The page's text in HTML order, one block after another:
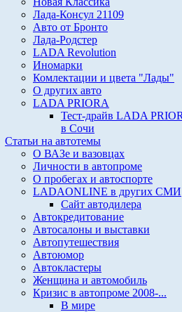
Лада-Консул 21109
Авто от Бронто
Лада-Родстер
LADA Revolution
Иномарки
Комлектации и цвета "Лады"
О других авто
LADA PRIORA
Тест-драйв LADA
в Сочи
Статьи на автотемы
О ВАЗе и вазовцах
Личности в автопроме
О пробегах и автоспорте
LADAONLINE в других СМИ
Сайт автодилера
Автокредитование
Автосалоны и выставки
Автопутешествия
Автоюмор
Автокластеры
Женщина и автомобиль
Кризис в автопроме 2008-...
В мире